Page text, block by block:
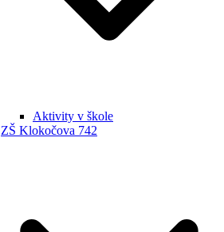
Aktivity v škole
ZŠ Klokočova 742